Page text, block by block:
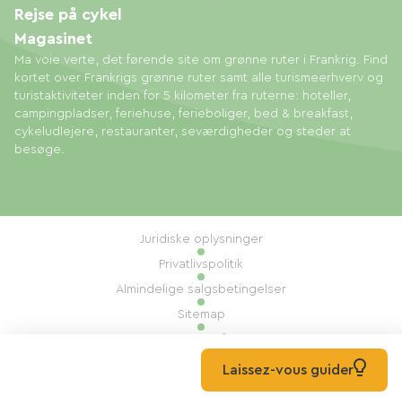
Ma voie verte, det førende site om grønne ruter i Frankrig. Find
kortet over Frankrigs grønne ruter samt alle turismeerhverv og
turistaktiviteter inden for 5 kilometer fra ruterne: hoteller,
campingpladser, feriehuse, ferieboliger, bed & breakfast,
cykeludlejere, restauranter, seværdigheder og steder at
besøge.
Rejse på cykel
Magasinet
© 2026 Ma Voie Verte Alle rettigheder forbeholdes
Juridiske oplysninger
Privatlivspolitik
Almindelige salgsbetingelser
Sitemap
Udført af: Mill, PrivasLaissez-vous guider